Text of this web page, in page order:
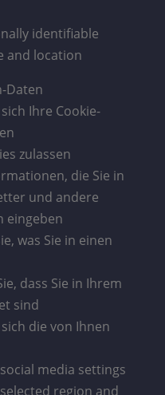
identifiable
and location
Daten
Ihre Cookie-
zulassen
die Sie in
und andere
eingeben
was Sie in einen
dass Sie in Ihrem
sind
die von Ihnen
media settings
region and